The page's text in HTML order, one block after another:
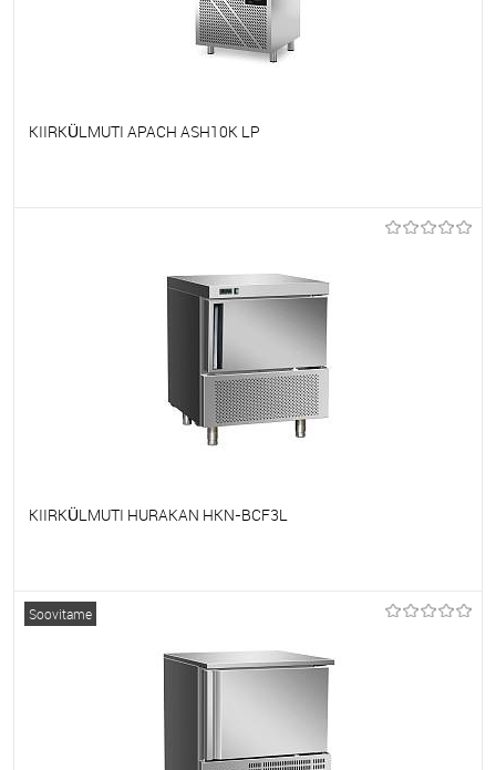
KIIRKÜLMUTI APACH ASH10K LP
KIIRKÜLMUTI HURAKAN HKN-BCF3L
Et lemmikutele
Soovitame